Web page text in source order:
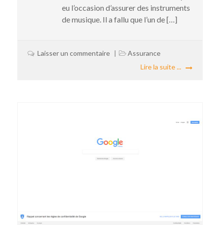
eu l’occasion d’assurer des instruments
de musique. Il a fallu que l’un de […]
Laisser un commentaire
Assurance
Lire la suite ...